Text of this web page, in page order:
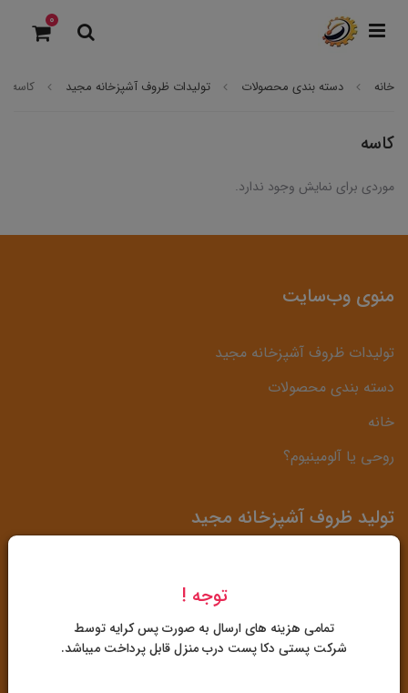
0
خانه دسته بندی محصولات تولیدات ظروف آشپزخانه مجید کاسه
کاسه
موردی برای نمایش وجود ندارد.
منوی وب‌سایت
تولیدات ظروف آشپزخانه مجید
دسته بندی محصولات
خانه
روحی یا آلومینیوم؟
تولید ظروف آشپزخانه مجید
09172488189
-
07132267039
توجه !
تمامی هزینه های ارسال به صورت پس کرایه توسط
شرکت پستی دکا پست درب منزل قابل پرداخت میباشد.